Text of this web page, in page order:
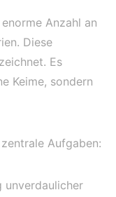
Anzahl an
Diese
Es
Keime, sondern
Aufgaben:
unverdaulicher